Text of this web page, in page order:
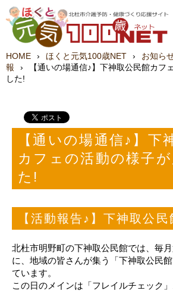
HOME › ほくと元気100歳NET ›
お知ら
報
›
【通いの場通信♪】下神取公民館カフ
した!
【通いの場通信♪】下
カフェの活動の様子
た!
【活動報告♪】下神取公民
北杜市明野町の下神取公民館では、毎
に、地域の皆さんが集う「下神取公民
ています。
この日のメインは「フレイルチェック